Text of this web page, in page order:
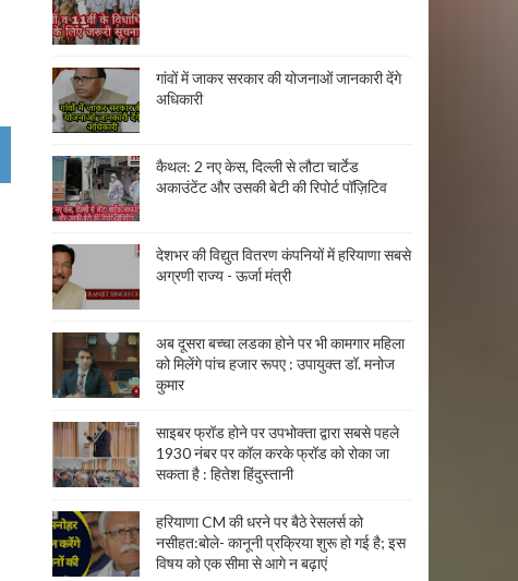
गांवों में जाकर सरकार की योजनाओं जानकारी देंगे
अधिकारी
कैथल: 2 नए केस, दिल्ली से लौटा चार्टेड
अकाउंटेंट और उसकी बेटी की रिपोर्ट पॉज़िटिव
देशभर की विद्युत वितरण कंपनियों में हरियाणा सबसे
अग्रणी राज्य - ऊर्जा मंत्री
अब दूसरा बच्चा लडका होने पर भी कामगार महिला
को मिलेंगे पांच हजार रूपए : उपायुक्त डॉ. मनोज
कुमार
साइबर फ्रॉड होने पर उपभोक्ता द्वारा सबसे पहले
1930 नंबर पर कॉल करके फ्रॉड को रोका जा
सकता है : हितेश हिंदुस्तानी
हरियाणा CM की धरने पर बैठे रेसलर्स को
नसीहत:बोले- कानूनी प्रक्रिया शुरू हो गई है; इस
विषय को एक सीमा से आगे न बढ़ाएं